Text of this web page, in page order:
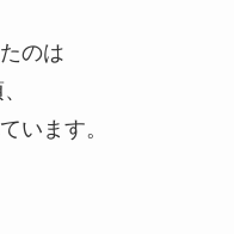
のは
います。